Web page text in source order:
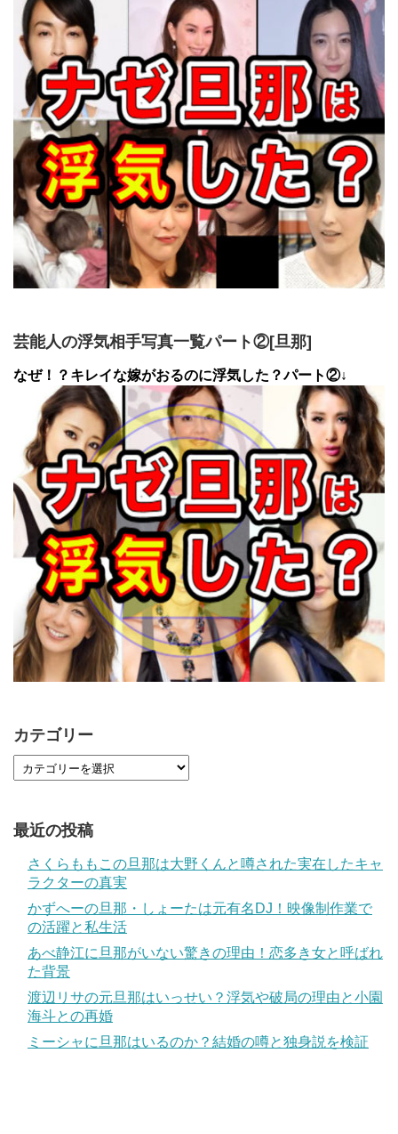
芸能人の浮気相手写真一覧パート②[旦那]
なぜ！？キレイな嫁がおるのに浮気した？パート②↓
カテゴリー
最近の投稿
さくらももこの旦那は大野くんと噂された実在したキャ
ラクターの真実
かずへーの旦那・しょーたは元有名DJ！映像制作業で
の活躍と私生活
あべ静江に旦那がいない驚きの理由！恋多き女と呼ばれ
た背景
渡辺リサの元旦那はいっせい？浮気や破局の理由と小園
海斗との再婚
ミーシャに旦那はいるのか？結婚の噂と独身説を検証